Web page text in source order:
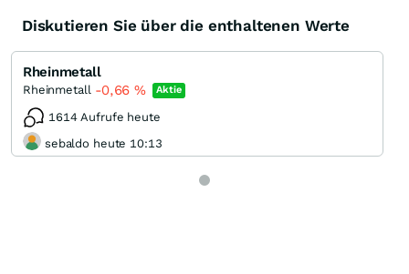
Diskutieren Sie über die enthaltenen Werte
Rheinmetall
Rheinmetall -0,66 % Aktie
1614 Aufrufe heute
sebaldo heute 10:13